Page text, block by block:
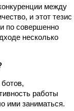
между
и этот тезис
по совершенно
несколько
работы
ими заниматься.